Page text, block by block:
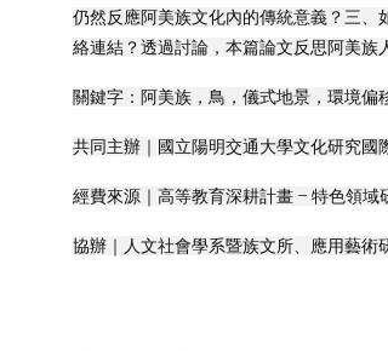
仍然反應阿美族文化內的傳統意義？三
絡連結？透過討論，本篇論文反思阿美族
關鍵字：阿美族，鳥，儀式地景，環境偏
共同主辦｜國立陽明交通大學文化研究
經費來源｜高等教育深耕計畫 – 特色領域
協辦｜人文社會學系暨族文所、應用藝術